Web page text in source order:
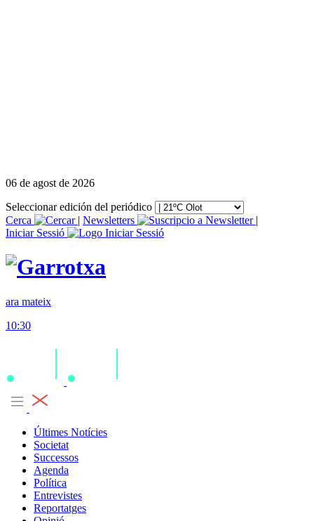
06 de agost de 2026
Seleccionar edición del periódico
Cerca
| Newsletters
|
Iniciar Sessió
ara mateix
10:30
Últimes Notícies
Societat
Successos
Agenda
Política
Entrevistes
Reportatges